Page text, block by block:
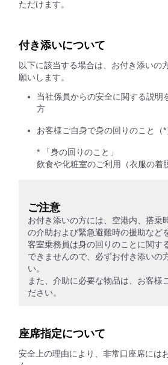
ただけます。
付き添いについて
以下に該当する場合は、お付き添いの
願いします。
当社係員からの安全に関する説明
方
お客様ご自身で身の回りのこと（
* 「身の回りのこと」
飲食や化粧室のご利用（衣服の着
ご注意
お付き添いの方には、空港内、搭乗
の介助および緊急避難時の援助など
客室乗務員は身の回りのことに関す
できませんので、必ずお付き添いの
い。
また、介助に必要な物品は、お客様
ださい。
座席指定について
安全上の理由により、非常口座席には